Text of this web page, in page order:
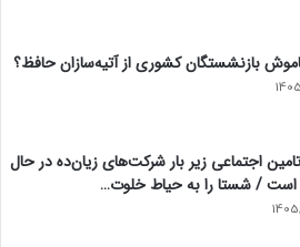
بازنشستگان کشوری از آتیه‌سازان حافظ؟
اجتماعی زیر بار شرکت‌های زیان‌ده در حال
/ شستا را به حیاط خلوت…